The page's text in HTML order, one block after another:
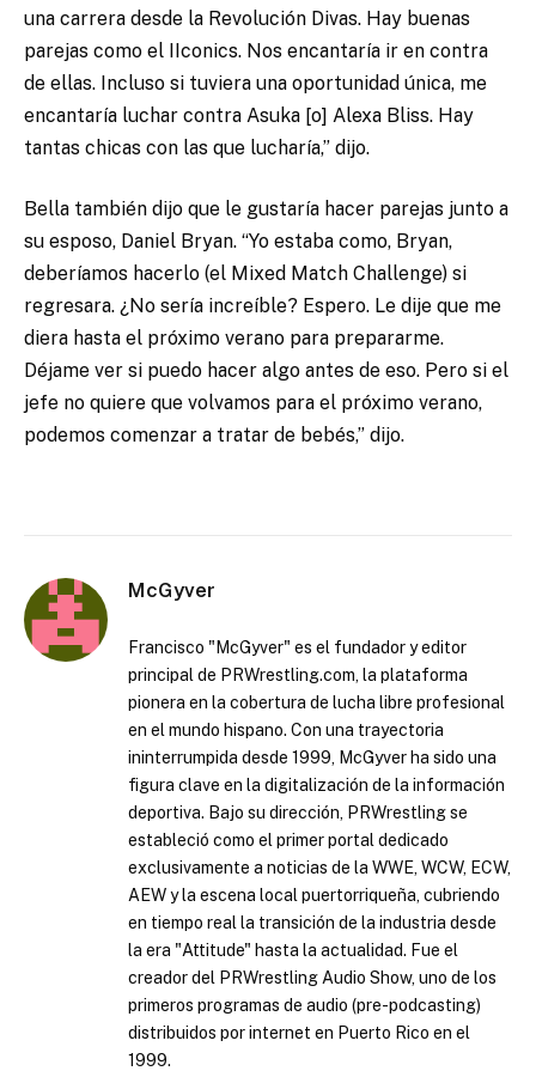
una carrera desde la Revolución Divas. Hay buenas
parejas como el IIconics. Nos encantaría ir en contra
de ellas. Incluso si tuviera una oportunidad única, me
encantaría luchar contra Asuka [o] Alexa Bliss. Hay
tantas chicas con las que lucharía,” dijo.
Bella también dijo que le gustaría hacer parejas junto a
su esposo, Daniel Bryan. “Yo estaba como, Bryan,
deberíamos hacerlo (el Mixed Match Challenge) si
regresara. ¿No sería increíble? Espero. Le dije que me
diera hasta el próximo verano para prepararme.
Déjame ver si puedo hacer algo antes de eso. Pero si el
jefe no quiere que volvamos para el próximo verano,
podemos comenzar a tratar de bebés,” dijo.
McGyver
Francisco "McGyver" es el fundador y editor
principal de PRWrestling.com, la plataforma
pionera en la cobertura de lucha libre profesional
en el mundo hispano. Con una trayectoria
ininterrumpida desde 1999, McGyver ha sido una
figura clave en la digitalización de la información
deportiva. Bajo su dirección, PRWrestling se
estableció como el primer portal dedicado
exclusivamente a noticias de la WWE, WCW, ECW,
AEW y la escena local puertorriqueña, cubriendo
en tiempo real la transición de la industria desde
la era "Attitude" hasta la actualidad. Fue el
creador del PRWrestling Audio Show, uno de los
primeros programas de audio (pre-podcasting)
distribuidos por internet en Puerto Rico en el
1999.